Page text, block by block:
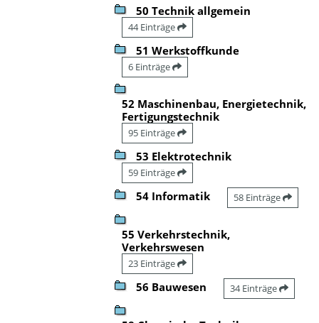
50 Technik allgemein
44 Einträge
51 Werkstoffkunde
6 Einträge
52 Maschinenbau, Energietechnik,
Fertigungstechnik
95 Einträge
53 Elektrotechnik
59 Einträge
54 Informatik 58 Einträge
55 Verkehrstechnik,
Verkehrswesen
23 Einträge
56 Bauwesen 34 Einträge